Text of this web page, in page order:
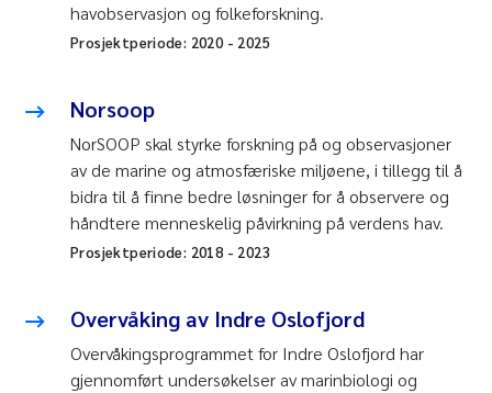
havobservasjon og folkeforskning.
Prosjektperiode: 2020- 2025
Norsoop
NorSOOP skal styrke forskning på og observasjoner
av de marine og atmosfæriske miljøene, i tillegg til å
bidra til å finne bedre løsninger for å observere og
håndtere menneskelig påvirkning på verdens hav.
Prosjektperiode: 2018 - 2023
Overvåking av Indre Oslofjord
Overvåkingsprogrammet for Indre Oslofjord har
gjennomført undersøkelser av marinbiologi og